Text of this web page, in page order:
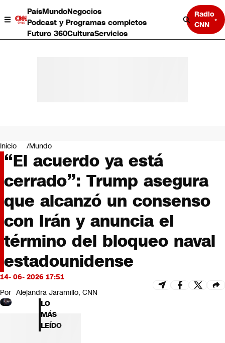
PaísMundoNegocios
Podcast y Programas completos
Futuro 360CulturaServicios
Radio
CNN
Negocios
Deportes
Programas completos
Cultura
Servicios
Bits
CNN Data
CNN tiempo
Futuro 360
Opinión
Inicio Mundo
“El acuerdo ya está
cerrado”: Trump asegura
que alcanzó un consenso
con Irán y anuncia el
término del bloqueo naval
estadounidense
14- 06- 2026 17:51
Por Alejandra Jaramillo, CNN
LO
MÁS
LEÍDO